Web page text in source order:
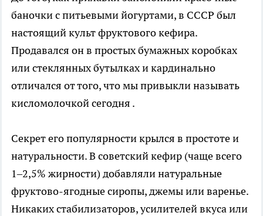
баночки с питьевыми йогуртами, в СССР был
настоящий культ фруктового кефира.
Продавался он в простых бумажных коробках
или стеклянных бутылках и кардинально
отличался от того, что мы привыкли называть
кисломолочкой сегодня .
Секрет его популярности крылся в простоте и
натуральности. В советский кефир (чаще всего
1–2,5% жирности) добавляли натуральные
фруктово-ягодные сиропы, джемы или варенье.
Никаких стабилизаторов, усилителей вкуса или